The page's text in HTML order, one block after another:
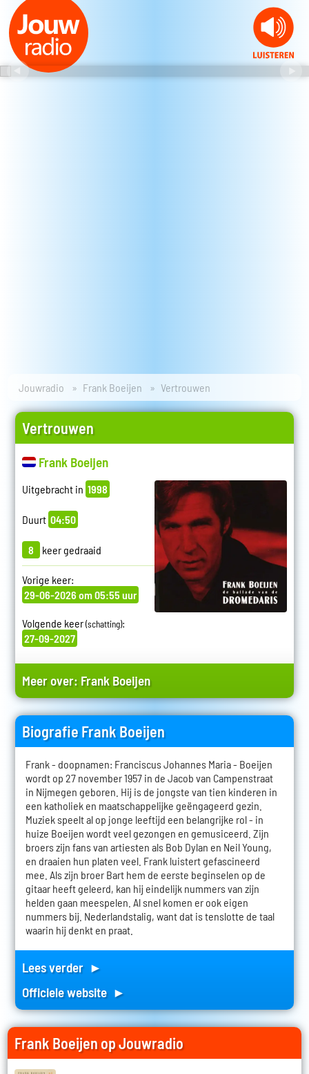
Jouwradio Frank Boeijen Vertrouwen
Vertrouwen
Frank Boeijen
Uitgebracht in 1998
Duurt 04:50
8 keer gedraaid
Vorige keer:
29-06-2026 om 05:55 uur
Volgende keer(schatting):
27-09-2027
Meer over: Frank Boeijen
Biografie Frank Boeijen
Frank - doopnamen: Franciscus Johannes Maria - Boeijen
wordt op 27 november 1957 in de Jacob van Campenstraat
in Nijmegen geboren. Hij is de jongste van tien kinderen in
een katholiek en maatschappelijke geëngageerd gezin.
Muziek speelt al op jonge leeftijd een belangrijke rol - in
huize Boeijen wordt veel gezongen en gemusiceerd. Zijn
broers zijn fans van artiesten als Bob Dylan en Neil Young,
en draaien hun platen veel. Frank luistert gefascineerd
mee. Als zijn broer Bart hem de eerste beginselen op de
gitaar heeft geleerd, kan hij eindelijk nummers van zijn
helden gaan meespelen. Al snel komen er ook eigen
nummers bij. Nederlandstalig, want dat is tenslotte de taal
waarin hij denkt en praat.
Lees verder ►
Officiele website ►
Frank Boeijen op Jouwradio